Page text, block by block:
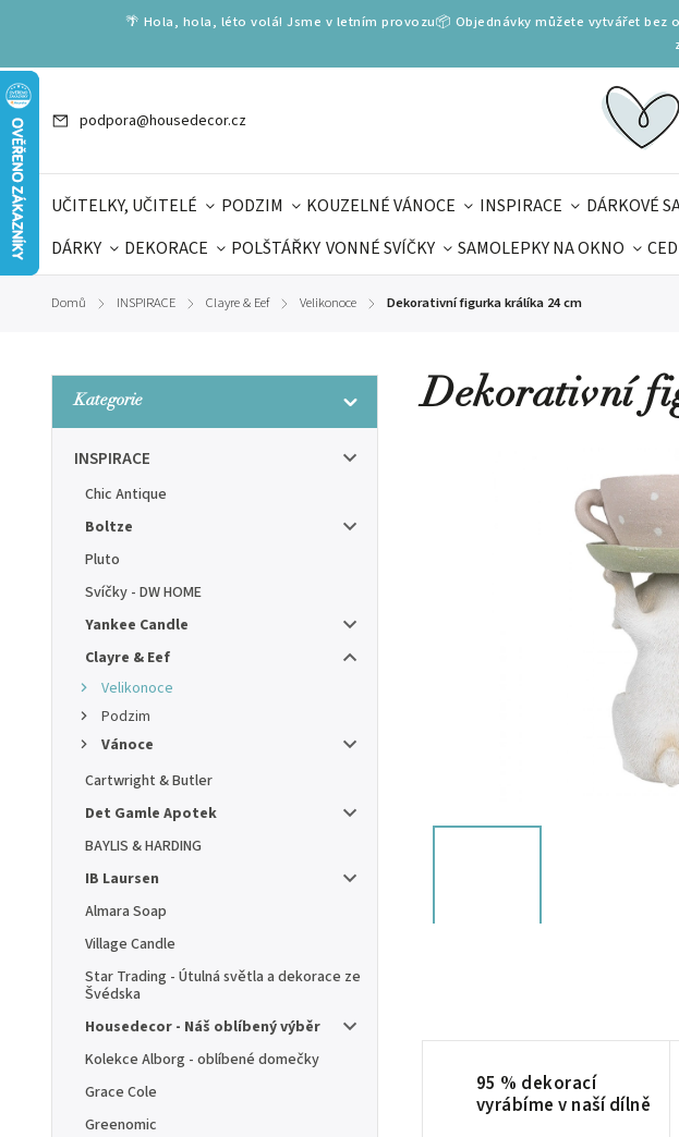
🌴 Hola, hola, léto volá! Jsme v letním provozu📦 Objednávky můžete vytvářet
podpora@housedecor.cz
UČITELKY, UČITELÉ PODZIM KOUZELNÉ VÁNOCE INSPIRACE DÁRKOVÉ
DÁRKY
DEKORACE POLŠTÁŘKY VONNÉ SVÍČKY SAMOLEPKY NA OKNO
Domů / INSPIRACE / Clayre & Eef / Velikonoce / Dekorativní figurka králíka 24 cm
Kategorie
INSPIRACE
Chic Antique
Boltze
Pluto
Svíčky - DW HOME
Yankee Candle
Clayre & Eef
Velikonoce
Podzim
Vánoce
Cartwright & Butler
Det Gamle Apotek
BAYLIS & HARDING
IB Laursen
Almara Soap
Village Candle
Star Trading - Útulná světla a dekorace ze
Švédska
Housedecor - Náš oblíbený výběr
Kolekce Alborg - oblíbené domečky
Grace Cole
Greenomic
Dekorativní
95 % dekorací
vyrábíme v naší dílně